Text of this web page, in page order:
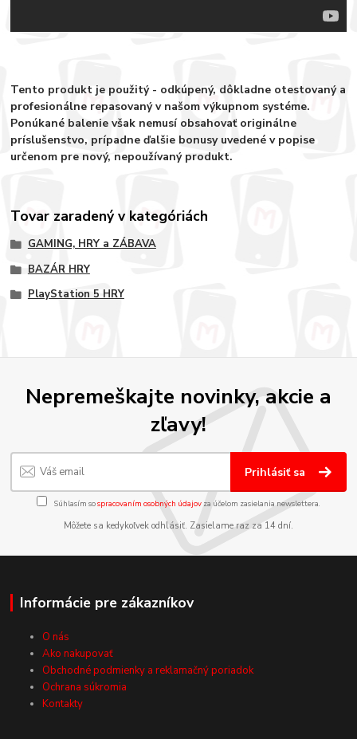
Tento produkt je použitý - odkúpený, dôkladne otestovaný a
profesionálne repasovaný v našom výkupnom systéme.
Ponúkané balenie však nemusí obsahovať originálne
príslušenstvo, prípadne ďalšie bonusy uvedené v popise
určenom pre nový, nepoužívaný produkt.
Tovar zaradený v kategóriách
GAMING, HRY a ZÁBAVA
BAZÁR HRY
PlayStation 5 HRY
Nepremeškajte novinky, akcie a
zľavy!
Prihlásiť sa
Súhlasím sospracovaním osobných údajov za účelom zasielania newslettera.
Môžete sa kedykoľvek odhlásiť. Zasielame raz za 14 dní.
Informácie pre zákazníkov
O nás
Ako nakupovať
Obchodné podmienky a reklamačný poriadok
Ochrana súkromia
Kontakty